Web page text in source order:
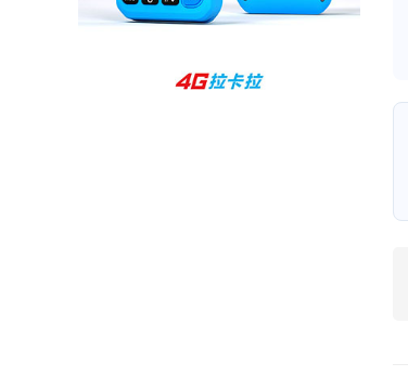
很多提额小技巧希望有用吧。
杨先生